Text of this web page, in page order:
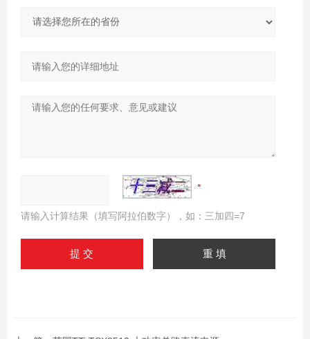
请输入计算结果（填写阿拉伯数字），如：三加四=7